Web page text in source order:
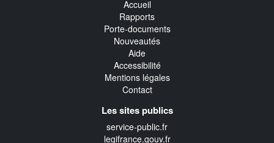
Accueil
Rapports
Porte-documents
Nouveautés
Aide
Accessibilité
Mentions légales
Contact
Les sites publics
service-public.fr
legifrance.gouv.fr